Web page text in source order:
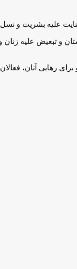
علیه‌ بشریت و
تبعیض علیه زنان و
رهایی آنان،